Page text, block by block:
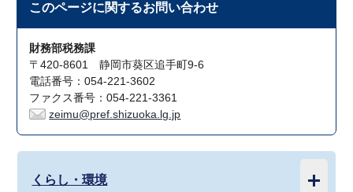
このページに関するお問い合わせ
財務部税務課
〒420-8601 静岡市葵区追手町9-6
電話番号：054-221-3602
ファクス番号：054-221-3361
zeimu@pref.shizuoka.lg.jp
くらし・環境